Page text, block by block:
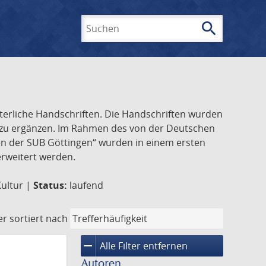
search
Handschriften. Die Handschriften wurden
ergänzen. Im Rahmen des von der Deutschen
SUB Göttingen“ wurden in einem ersten
werden.
| Status: laufend
sortiert nach
remove Alle Filter entfernen